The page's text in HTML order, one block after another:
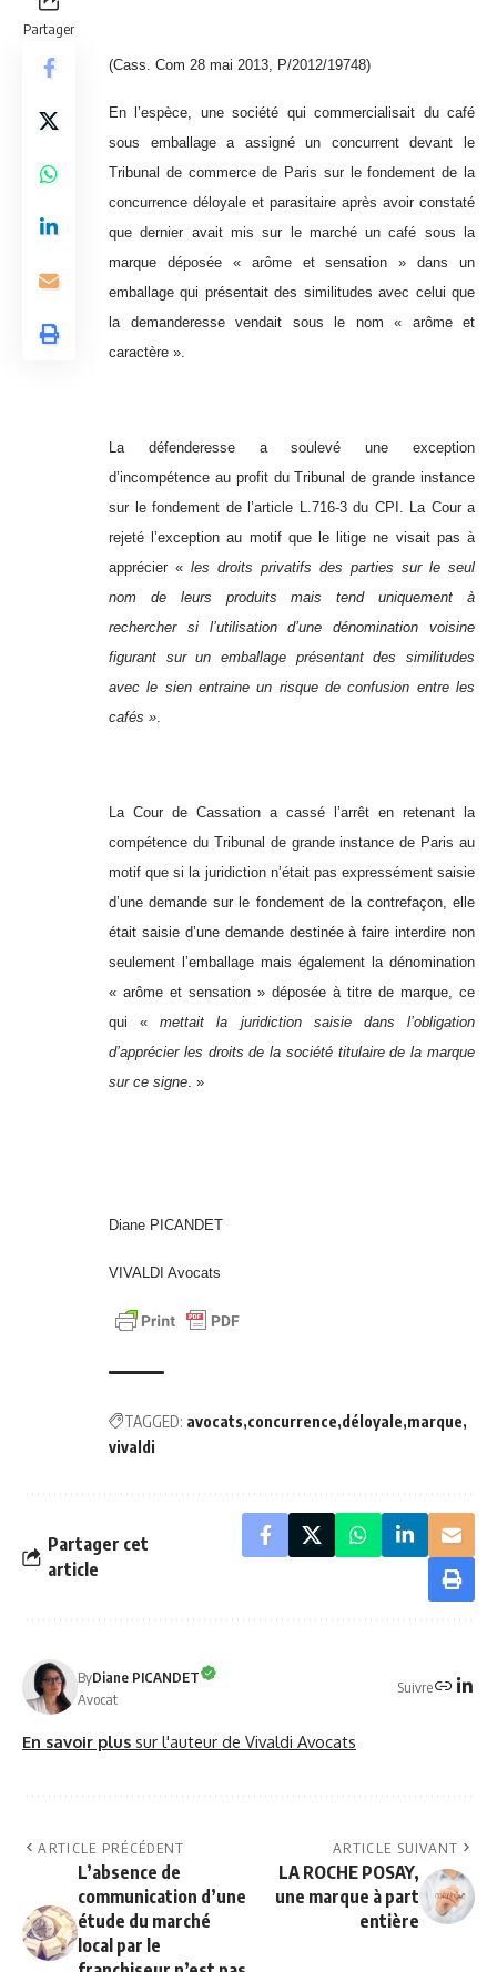
Partager
(Cass. Com 28 mai 2013, P/2012/19748)
En l’espèce, une société qui commercialisait du café
sous emballage a assigné un concurrent devant le
Tribunal de commerce de Paris sur le fondement de la
concurrence déloyale et parasitaire après avoir constaté
que dernier avait mis sur le marché un café sous la
marque déposée « arôme et sensation » dans un
emballage qui présentait des similitudes avec celui que
la demanderesse vendait sous le nom « arôme et
caractère ».
La défenderesse a soulevé une exception
d’incompétence au profit du Tribunal de grande instance
sur le fondement de l’article L.716-3 du CPI. La Cour a
rejeté l’exception au motif que le litige ne visait pas à
apprécier « les droits privatifs des parties sur le seul
nom de leurs produits mais tend uniquement à
rechercher si l’utilisation d’une dénomination voisine
figurant sur un emballage présentant des similitudes
avec le sien entraine un risque de confusion entre les
cafés ».
La Cour de Cassation a cassé l’arrêt en retenant la
compétence du Tribunal de grande instance de Paris au
motif que si la juridiction n’était pas expressément saisie
d’une demande sur le fondement de la contrefaçon, elle
était saisie d’une demande destinée à faire interdire non
seulement l’emballage mais également la dénomination
« arôme et sensation » déposée à titre de marque, ce
qui «mettait la juridiction saisie dans l’obligation
d’apprécier les droits de la société titulaire de la marque
sur ce signe. »
Diane PICANDET
VIVALDI Avocats
TAGGED: avocats concurrence déloyale marque
vivaldi
Partager cet
article
ByDiane PICANDET
Avocat
Suivre
En savoir plus sur l'auteur de Vivaldi Avocats
ARTICLE PRÉCÉDENT
L’absence de
communication d’une
étude du marché
local par le
ARTICLE SUIVANT
LA ROCHE POSAY,
une marque à part
entière